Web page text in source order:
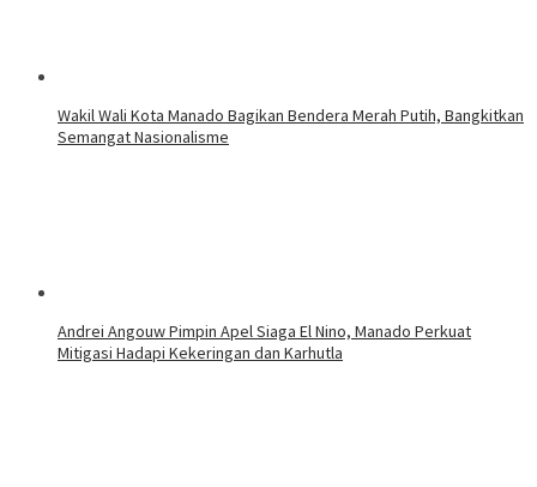
Wakil Wali Kota Manado Bagikan Bendera Merah Putih, Bangkitkan
Semangat Nasionalisme
Andrei Angouw Pimpin Apel Siaga El Nino, Manado Perkuat
Mitigasi Hadapi Kekeringan dan Karhutla